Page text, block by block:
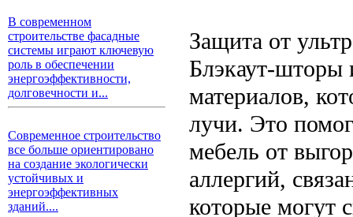
В современном
строительстве фасадные
системы играют ключевую
роль в обеспечении
энергоэффективности,
долговечности и...
Современное строительство
все больше ориентировано
на создание экологически
устойчивых и
энергоэффективных
зданий....
Защита от
Блэкаут-шторы
материалов,
лучи. Это
мебель от
аллергий,
которые могут